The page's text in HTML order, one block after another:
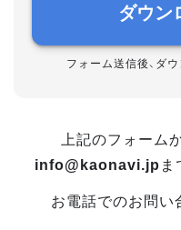
ダウン
フォーム送信後、ダ
上記のフォーム
info@kaonavi.jp
お電話でのお問い